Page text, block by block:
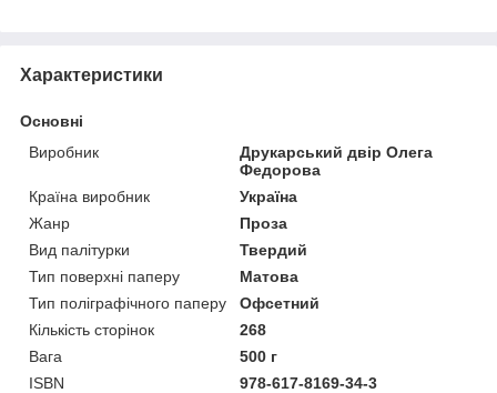
Характеристики
Основні
Виробник
Друкарський двір Олега
Федорова
Країна виробник
Україна
Жанр
Проза
Вид палітурки
Твердий
Тип поверхні паперу
Матова
Тип поліграфічного паперу
Офсетний
Кількість сторінок
268
Вага
500 г
ISBN
978-617-8169-34-3